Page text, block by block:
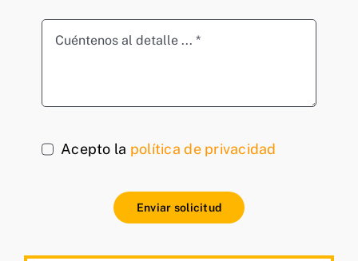
Acepto la política de privacidad
Enviar solicitud